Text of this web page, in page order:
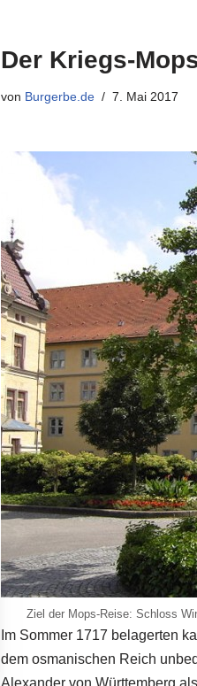
Der Kriegs-
von Burgerbe.de 7. Mai 2017
Ziel der Mops-Reise: Schloss
Im Sommer 1717 belagerten
dem osmanischen Reich
Alexander von Württemberg